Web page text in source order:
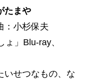
たまや
小杉保夫
ょ」Blu-ray、
いせつなもの、な